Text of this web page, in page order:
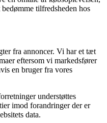
tilfredsheden hos
fra annoncer. Vi har et tæt
eftersom vi markedsfører
en bruger fra vores
understøttes
imod forandringer der er
data.